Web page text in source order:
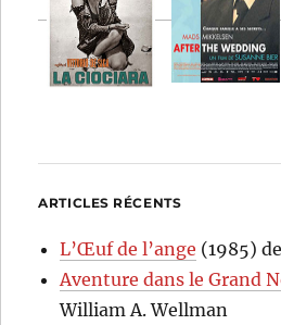
ARTICLES RÉCENTS
L’Œuf de l’ange (1985)
Aventure dans le Grand
William A. Wellman